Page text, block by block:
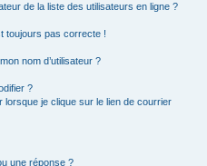
de la liste des utilisateurs en ligne ?
toujours pas correcte !
nom d’utilisateur ?
?
lorsque je clique sur le lien de courrier
une réponse ?